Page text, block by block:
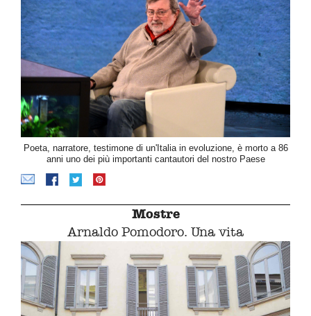
Poeta, narratore, testimone di un'Italia in evoluzione, è morto a 86
anni uno dei più importanti cantautori del nostro Paese
Mostre
Arnaldo Pomodoro. Una vita